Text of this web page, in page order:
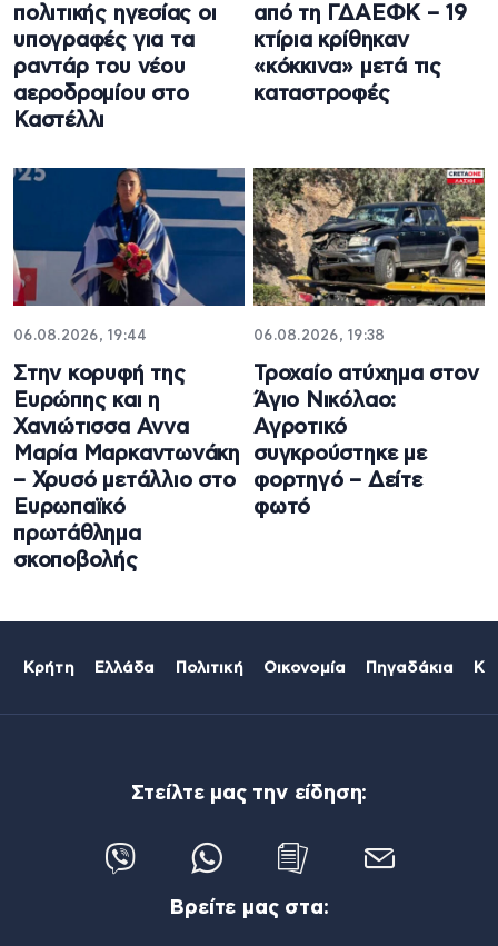
πολιτικής ηγεσίας οι
υπογραφές για τα
ραντάρ του νέου
αεροδρομίου στο
Καστέλλι
από τη ΓΔΑΕΦΚ – 19
κτίρια κρίθηκαν
«κόκκινα» μετά τις
καταστροφές
06.08.2026, 19:44
Στην κορυφή της
Ευρώπης και η
Χανιώτισσα Αννα
Μαρία Μαρκαντωνάκη
– Χρυσό μετάλλιο στο
Ευρωπαϊκό
πρωτάθλημα
σκοποβολής
06.08.2026, 19:38
Τροχαίο ατύχημα στον
Άγιο Νικόλαο:
Αγροτικό
συγκρούστηκε με
φορτηγό – Δείτε
φωτό
Κρήτη Ελλάδα Πολιτική Οικονομία Πηγαδάκια
Στείλτε μας την είδηση:
Βρείτε μας στα: